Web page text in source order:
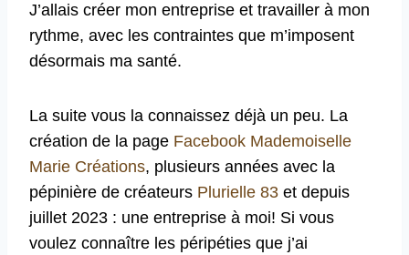
J’allais créer mon entreprise et travailler à mon
rythme, avec les contraintes que m’imposent
désormais ma santé.
La suite vous la connaissez déjà un peu. La
création de la page Facebook Mademoiselle
Marie Créations, plusieurs années avec la
pépinière de créateurs Plurielle 83 et depuis
juillet 2023 : une entreprise à moi! Si vous
voulez connaître les péripéties que j’ai